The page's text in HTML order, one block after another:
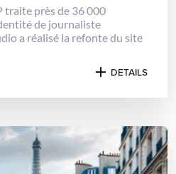
traite près de 36 000
de journaliste
a réalisé la refonte du site
DETAILS